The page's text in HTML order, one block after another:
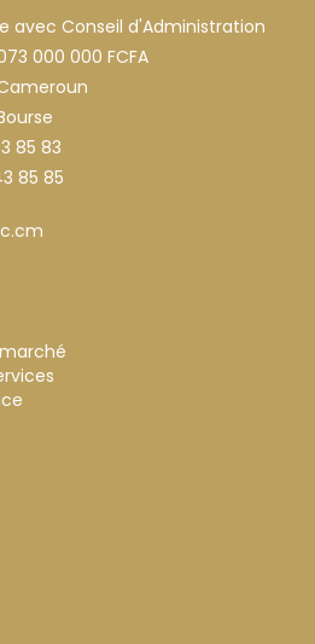
avec Conseil d'Administration
000 000 FCFA
85 83
85 85